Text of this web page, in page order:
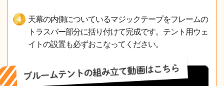
天幕の内側についているマジックテープをフレームの
トラスバー部分に括り付けて完成です。テント用ウェ
イトの設置も必ずおこなってください。